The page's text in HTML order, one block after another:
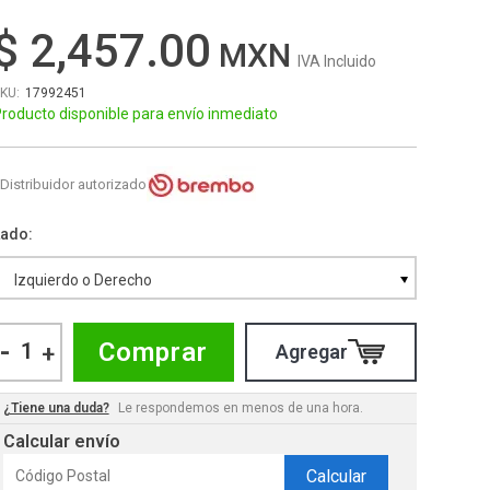
2,457.00 IVA Incluido
17992451
disponible para envío inmediato
Distribuidor autorizado
Izquierdo o Derecho
- + Comprar
¿Tiene una duda? Le respondemos en menos de una hora.
Calcular envío
Calcular